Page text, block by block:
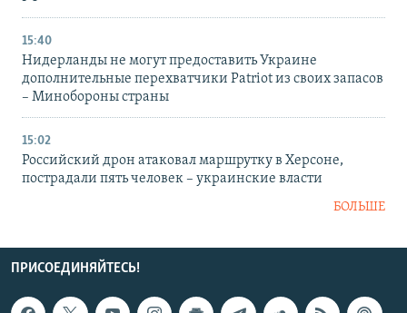
15:40
Нидерланды не могут предоставить Украине
дополнительные перехватчики Patriot из своих запасов
– Минобороны страны
15:02
Российский дрон атаковал маршрутку в Херсоне,
пострадали пять человек – украинские власти
БОЛЬШЕ
ПРИСОЕДИНЯЙТЕСЬ!